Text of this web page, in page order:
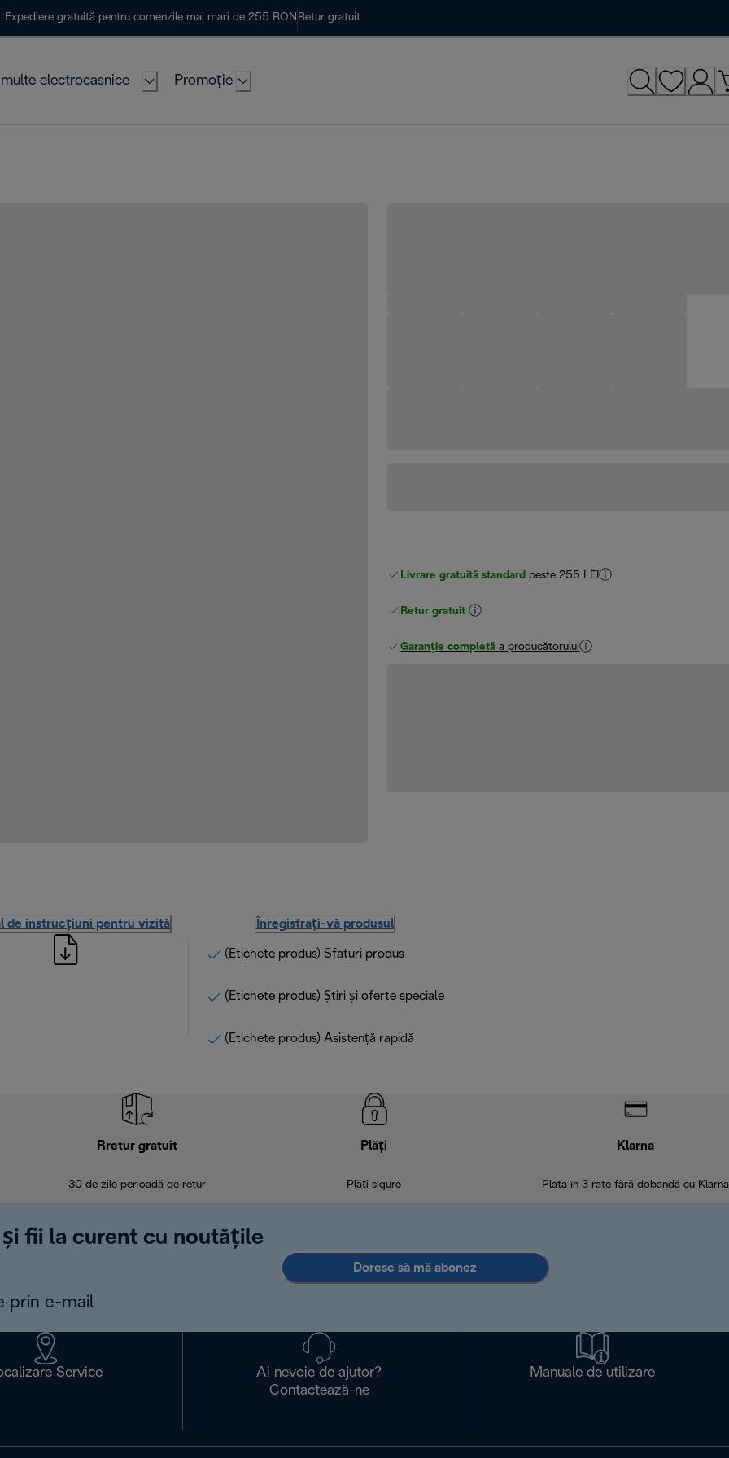
Expediere gratuită pentru comenzile mai mari de 255 RON Retur gratuit
electrocasnice Promoție
Livrare gratuită standard peste 255 LEI
Retur gratuit
Garanție completă a producătorului
de instrucțiuni pentru vizită Înregistrați-vă produsul
(Etichete produs) Sfaturi produs
(Etichete produs) Știri și oferte speciale
(Etichete produs) Asistență rapidă
Rretur gratuit
30 de zile perioadă de retur
Plăți
Plăți sigure
Klarna
Plata în 3 rate fără dobandă cu Klarna
fii la curent cu noutățile
prin e-mail
Doresc să mă abonez
Service
Ai nevoie de ajutor?
Contactează-ne
Manuale de utilizare